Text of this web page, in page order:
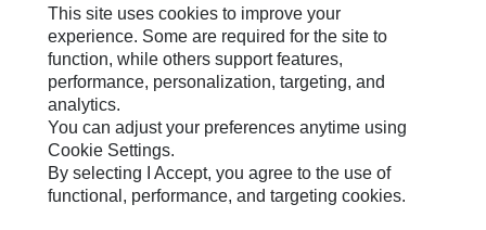
Le Mie Preferenze Di Marketing
Mappa Del Sito
Cookie Settings
Informazioni Legali
Tutela Della Privacy
This site uses cookies to improve your
experience. Some are required for the site to
function, while others support features,
performance, personalization, targeting, and
analytics.
You can adjust your preferences anytime using
Cookie Settings.
By selecting I Accept, you agree to the use of
functional, performance, and targeting cookies.